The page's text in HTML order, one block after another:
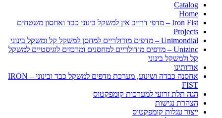
Catalog
Home
Iron Fist – מדפי דרייב אין למשקל בינוני כבד ואחסון משטחים
Projects
Unimondial – מדפים מודולריים למחסן למשקל קל ומשקל בינוני
Unizinc – מדפים מודולריים למחסנים ומרכזים לוגיסטיים למשקל
קל ולמשקל בינוני
אודותינו
אחסנה כבדה ושינוע, מערכת מדפים למשקל כבד ובינוני – IRON
FIST
הגה תלת זרועי למערכות קומפקטוס
הצהרת נגישות
ייצור עגלות קומפקטוס